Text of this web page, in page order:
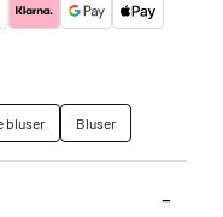
bluser Bluser